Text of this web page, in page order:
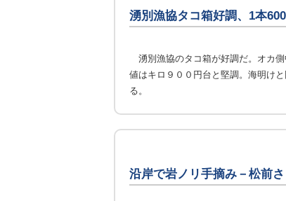
湧別漁協タコ箱好調、1本
湧別漁協のタコ箱が好調だ。オカ
値はキロ９００円台と堅調。海明け
る。
沿岸で岩ノリ手摘み－松前